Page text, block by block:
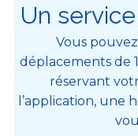
Un
Vous
déplacements de
réservant
l’application, une